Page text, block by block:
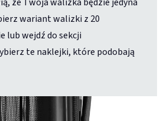
wariant walizki z 20
lub wejdź do sekcji
te naklejki, które podobają